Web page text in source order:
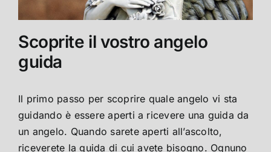
Scoprite il vostro angelo
guida
Il primo passo per scoprire quale angelo vi sta
guidando è essere aperti a ricevere una guida da
un angelo. Quando sarete aperti all’ascolto,
riceverete la guida di cui avete bisogno. Ognuno